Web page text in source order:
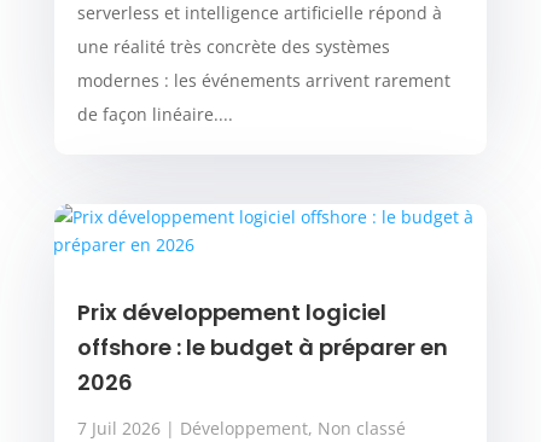
serverless et intelligence artificielle répond à
une réalité très concrète des systèmes
modernes : les événements arrivent rarement
de façon linéaire....
Prix développement logiciel
offshore : le budget à préparer en
2026
7 Juil 2026| Développement, Non classé